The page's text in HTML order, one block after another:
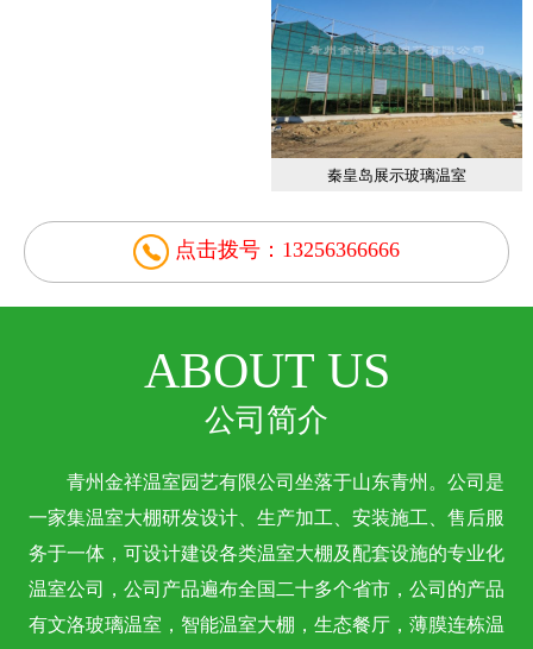
秦皇岛展示玻璃温室
点击拨号：13256366666
ABOUT US
公司简介
青州金祥温室园艺有限公司坐落于山东青州。公司是
一家集温室大棚研发设计、生产加工、安装施工、售后服
务于一体，可设计建设各类温室大棚及配套设施的专业化
温室公司，公司产品遍布全国二十多个省市，公司的产品
有文洛玻璃温室，智能温室大棚，生态餐厅，薄膜连栋温